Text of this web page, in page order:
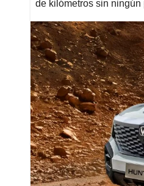
de kilómetros sin ningún